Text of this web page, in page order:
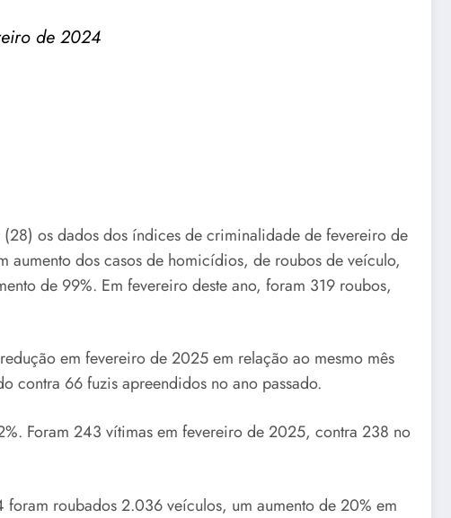
de 2024
os dados dos índices de criminalidade de fevereiro de
dos casos de homicídios, de roubos de veículo,
de 99%. Em fevereiro deste ano, foram 319 roubos,
em fevereiro de 2025 em relação ao mesmo mês
contra 66 fuzis apreendidos no ano passado.
Foram 243 vítimas em fevereiro de 2025, contra 238 no
roubados 2.036 veículos, um aumento de 20% em